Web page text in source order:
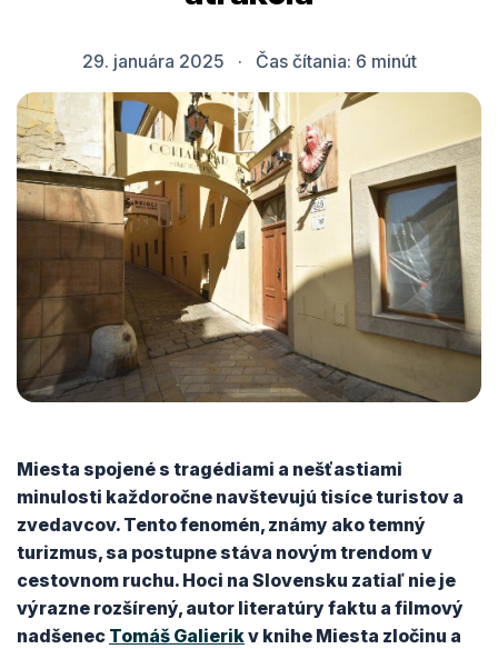
29. januára 2025 · Čas čítania: 6 minút
Miesta spojené s tragédiami a nešťastiami
minulosti každoročne navštevujú tisíce turistov a
zvedavcov. Tento fenomén, známy ako temný
turizmus, sa postupne stáva novým trendom v
cestovnom ruchu. Hoci na Slovensku zatiaľ nie je
výrazne rozšírený, autor literatúry faktu a filmový
nadšenec Tomáš Galierikv knihe Miesta zločinu a